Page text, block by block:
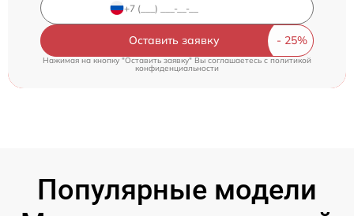
Оставить заявку
Нажимая на кнопку "Оставить заявку" Вы соглашаетесь cполитикой
конфиденциальности
Популярные модели